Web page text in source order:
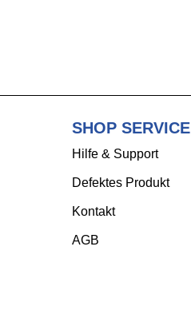
SHOP SERVICE
Hilfe & Support
Defektes Produkt
Kontakt
AGB